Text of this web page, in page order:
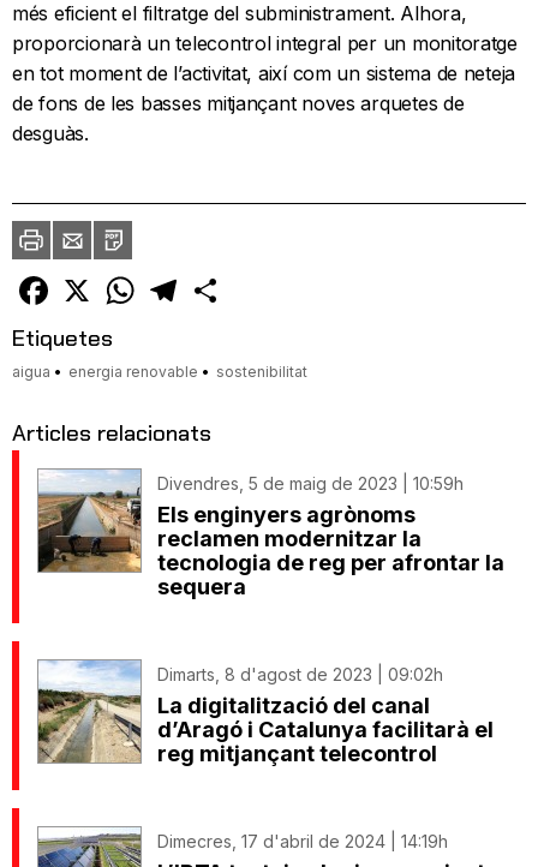
més eficient el filtratge del subministrament. Alhora,
proporcionarà un telecontrol integral per un monitoratge
en tot moment de l’activitat, així com un sistema de neteja
de fons de les basses mitjançant noves arquetes de
desguàs.
ImprimirEnvia
un
amic
PDF
Facebook
X WhatsAppTelegram
Etiquetes
aigua energia renovable sostenibilitat
Articles relacionats
Divendres, 5 de maig de 2023 | 10:59h
Els enginyers agrònoms
reclamen modernitzar la
tecnologia de reg per afrontar la
sequera
Dimarts, 8 d'agost de 2023 | 09:02h
La digitalització del canal
d’Aragó i Catalunya facilitarà el
reg mitjançant telecontrol
Dimecres, 17 d'abril de 2024 | 14:19h